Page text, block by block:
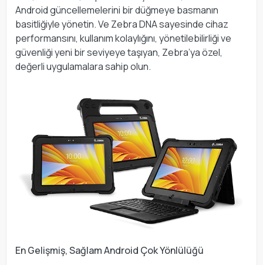
Android güncellemelerini bir düğmeye basmanın
basitliğiyle yönetin. Ve Zebra DNA sayesinde cihaz
performansını, kullanım kolaylığını, yönetilebilirliği ve
güvenliği yeni bir seviyeye taşıyan, Zebra’ya özel,
değerli uygulamalara sahip olun.
En Gelişmiş, Sağlam Android Çok Yönlülüğü